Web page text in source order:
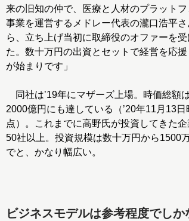
来の旧知の仲で、医療と人材のプラットフ
事業を運営するメドレー代表の瀧口浩平
ら、立ち上げ当初に取締役のオファーを受
た。数十万円の出資とセットで経営を応
が始まりです」
同社はʼ19年にマザーズ上場。時価総額
2000億円にも達している（ʼ20年11月13日
点）。これまでに高野氏が投資してきた企
50社以上。投資規模は数十万円から1500
でと、かなり幅広い。
ビジネスモデルは参考程度でしか